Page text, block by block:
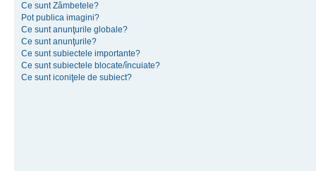
Ce sunt Zâmbetele?
Pot publica imagini?
Ce sunt anunţurile globale?
Ce sunt anunţurile?
Ce sunt subiectele importante?
Ce sunt subiectele blocate/încuiate?
Ce sunt iconiţele de subiect?